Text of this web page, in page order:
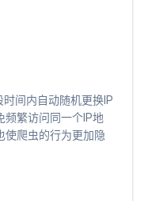
间内自动随机更换IP
频繁访问同一个IP地
使爬虫的行为更加隐